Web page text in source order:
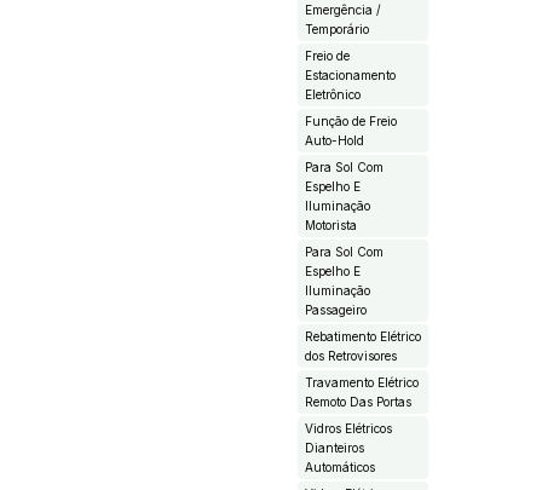
Emergência /
Temporário
Freio de
Estacionamento
Eletrônico
Função de Freio
Auto-Hold
Para Sol Com
Espelho E
Iluminação
Motorista
Para Sol Com
Espelho E
Iluminação
Passageiro
Rebatimento Elétrico
dos Retrovisores
Travamento Elétrico
Remoto Das Portas
Vidros Elétricos
Dianteiros
Automáticos